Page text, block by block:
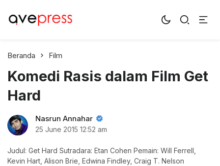
AvePress.com
Belajar dari Komentar
Beranda Film
Komedi Rasis dalam Film Get
Hard
Nasrun Annahar
25 June 2015 12:52 am
Judul: Get Hard Sutradara: Etan Cohen Pemain: Will Ferrell,
Kevin Hart, Alison Brie, Edwina Findley, Craig T. Nelson